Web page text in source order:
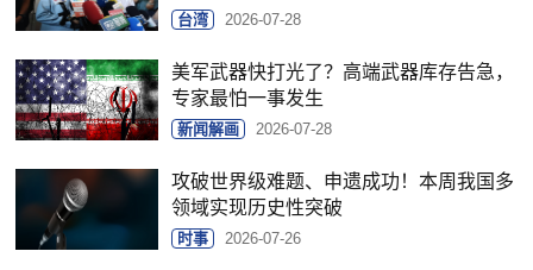
台湾 2026-07-28
美军武器快打光了？高端武器库存告急，
专家最怕一事发生
新闻解画 2026-07-28
攻破世界级难题、申遗成功！本周我国多
领域实现历史性突破
时事 2026-07-26